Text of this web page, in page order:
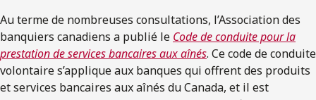
Au terme de nombreuses consultations, l’Association des
banquiers canadiens a publié le Code de conduite pour la
prestation de services bancaires aux aînés. Ce code de conduite
volontaire s’applique aux banques qui offrent des produits
et services bancaires aux aînés du Canada, et il est